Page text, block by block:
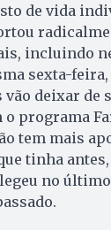
de vida
incluindo
sexta-feira,
deixar de
o programa
tem mais
tinha
no